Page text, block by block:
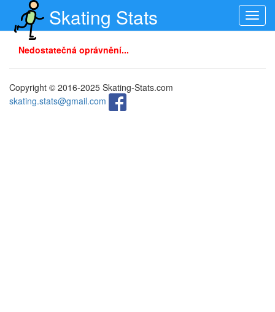
Skating Stats
Nedostatečná oprávnění...
Copyright © 2016-2025 Skating-Stats.com
skating.stats@gmail.com